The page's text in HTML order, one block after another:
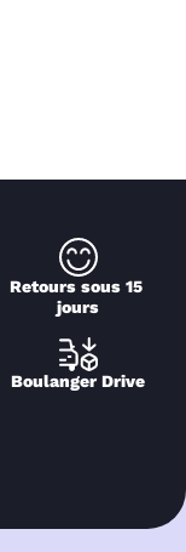
Retours sous 15
jours
Boulanger Drive